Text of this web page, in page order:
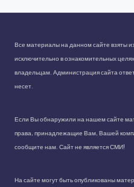
Все материалы на данном сайте взяты
исключительно в ознакомительных
владельцам. Администрация сайта
несет.
Если Вы обнаружили на нашем сайте
права, принадлежащие Вам, Вашей
сообщите нам. Сайт не является СМИ!
На сайте могут быть опубликованы